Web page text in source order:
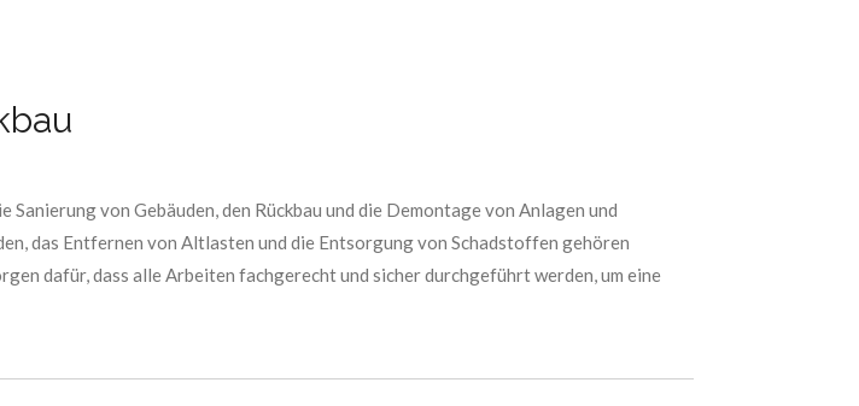
von Gebäuden, den Rückbau und die Demontage von Anlagen und
das Entfernen von Altlasten und die Entsorgung von Schadstoffen gehören
dafür, dass alle Arbeiten fachgerecht und sicher durchgeführt werden, um eine